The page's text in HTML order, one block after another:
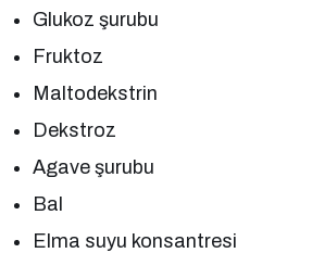
Glukoz şurubu
Fruktoz
Maltodekstrin
Dekstroz
Agave şurubu
Bal
Elma suyu konsantresi